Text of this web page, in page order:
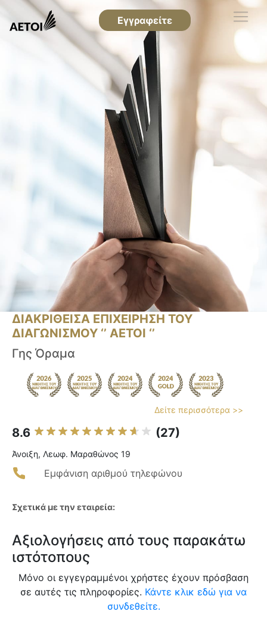
Εγγραφείτε
ΔΙΑΚΡΙΘΕΙΣΑ ΕΠΙΧΕΙΡΗΣΗ ΤΟΥ
ΔΙΑΓΩΝΙΣΜΟΥ ‘’ ΑΕΤΟΙ ‘’
Γης Όραμα
Δείτε περισσότερα >>
8.6 (27)
Άνοιξη, Λεωφ. Μαραθώνος 19
Εμφάνιση αριθμού τηλεφώνου
Σχετικά με την εταιρεία:
Αξιολογήσεις από τους παρακάτω
ιστότοπους
Μόνο οι εγγεγραμμένοι χρήστες έχουν πρόσβαση
σε αυτές τις πληροφορίες. Κάντε κλικ εδώ για να
συνδεθείτε.